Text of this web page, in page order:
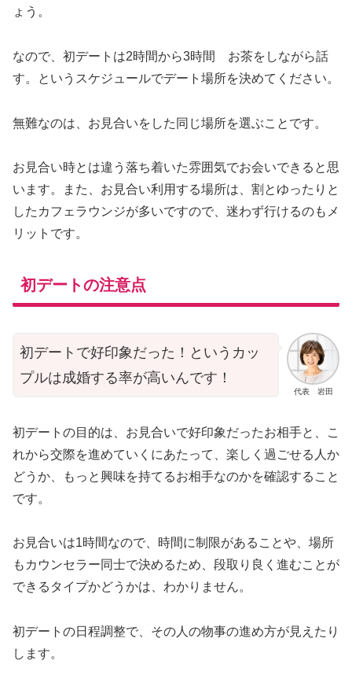
ょう。
なので、初デートは2時間から3時間 お茶をしながら話
す。というスケジュールでデート場所を決めてください。
無難なのは、お見合いをした同じ場所を選ぶことです。
お見合い時とは違う落ち着いた雰囲気でお会いできると思
います。また、お見合い利用する場所は、割とゆったりと
したカフェラウンジが多いですので、迷わず行けるのもメ
リットです。
初デートの注意点
代表 岩田
初デートで好印象だった！というカッ
プルは成婚する率が高いんです！
初デートの目的は、お見合いで好印象だったお相手と、こ
れから交際を進めていくにあたって、楽しく過ごせる人か
どうか、もっと興味を持てるお相手なのかを確認すること
です。
お見合いは1時間なので、時間に制限があることや、場所
もカウンセラー同士で決めるため、段取り良く進むことが
できるタイプかどうかは、わかりません。
初デートの日程調整で、その人の物事の進め方が見えたり
します。